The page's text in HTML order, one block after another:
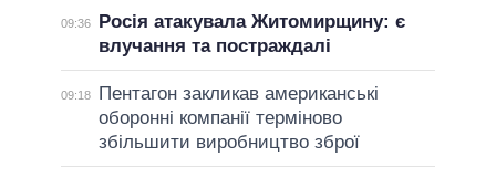
09:36
Росія атакувала Житомирщину: є
влучання та постраждалі
09:18
Пентагон закликав американські
оборонні компанії терміново
збільшити виробництво зброї